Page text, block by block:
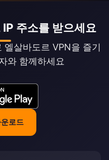
주소를 받으세요
살바도르 VPN을 즐기
와 함께하세요
로드